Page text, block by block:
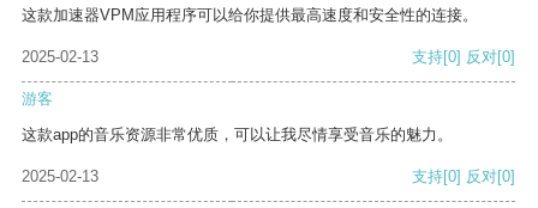
这款加速器VPM应用程序可以给你提供最高速度和安全性的连接。
2025-02-13 支持[0] 反对[0]
游客
这款app的音乐资源非常优质，可以让我尽情享受音乐的魅力。
2025-02-13 支持[0] 反对[0]